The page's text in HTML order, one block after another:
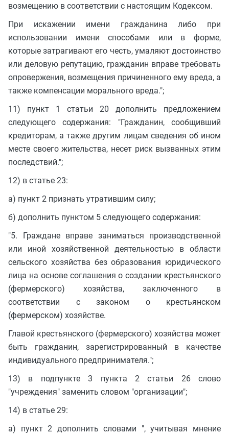
возмещению в соответствии с настоящим Кодексом.
При искажении имени гражданина либо при
использовании имени способами или в форме,
которые затрагивают его честь, умаляют достоинство
или деловую репутацию, гражданин вправе требовать
опровержения, возмещения причиненного ему вреда, а
также компенсации морального вреда.";
11) пункт 1 статьи 20 дополнить предложением
следующего содержания: "Гражданин, сообщивший
кредиторам, а также другим лицам сведения об ином
месте своего жительства, несет риск вызванных этим
последствий.";
12) в статье 23:
а) пункт 2 признать утратившим силу;
б) дополнить пунктом 5 следующего содержания:
"5. Граждане вправе заниматься производственной
или иной хозяйственной деятельностью в области
сельского хозяйства без образования юридического
лица на основе соглашения о создании крестьянского
(фермерского) хозяйства, заключенного в
соответствии с законом о крестьянском
(фермерском) хозяйстве.
Главой крестьянского (фермерского) хозяйства может
быть гражданин, зарегистрированный в качестве
индивидуального предпринимателя.";
13) в подпункте 3 пункта 2 статьи 26 слово
"учреждения" заменить словом "организации";
14) в статье 29:
а) пункт 2 дополнить словами ", учитывая мнение